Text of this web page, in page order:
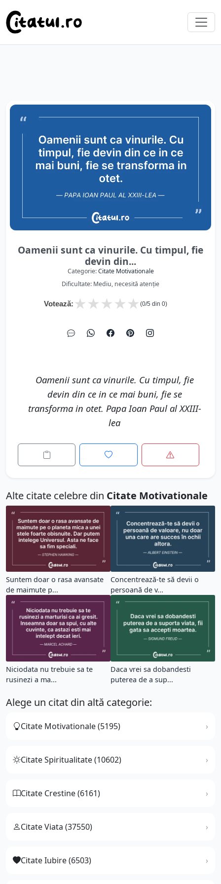
Oamenii sunt ca vinurile. Cu timpul, fie
devin din...
Categorie:Citate Motivationale
Dificultate: Mediu, necesită atenție
Votează: ★
★
★
★
★ (0/5 din 0)
Oamenii sunt ca vinurile. Cu timpul, fie
devin din ce in ce mai buni, fie se
transforma in otet. Papa Ioan Paul al XXIII-
lea
Alte citate celebre din Citate Motivationale
Suntem doar o rasa avansate
de maimute p...
Concentrează-te să devii o
persoană de v...
Niciodata nu trebuie sa te
rusinezi a ma...
Daca vrei sa dobandesti
puterea de a sup...
Alege un citat din altă categorie:
Citate Motivationale (5195)
Citate Spiritualitate (10602)
Citate Crestine (6161)
Citate Viata (37550)
Citate Iubire (6503)